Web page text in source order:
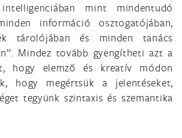
intelligenciában mint mindentudó
információ osztogatójában,
tárolójában és minden tanács
Mindez tovább gyengítheti azt a
hogy elemző és kreatív módon
hogy megértsük a jelentéseket,
tegyünk szintaxis és szemantika